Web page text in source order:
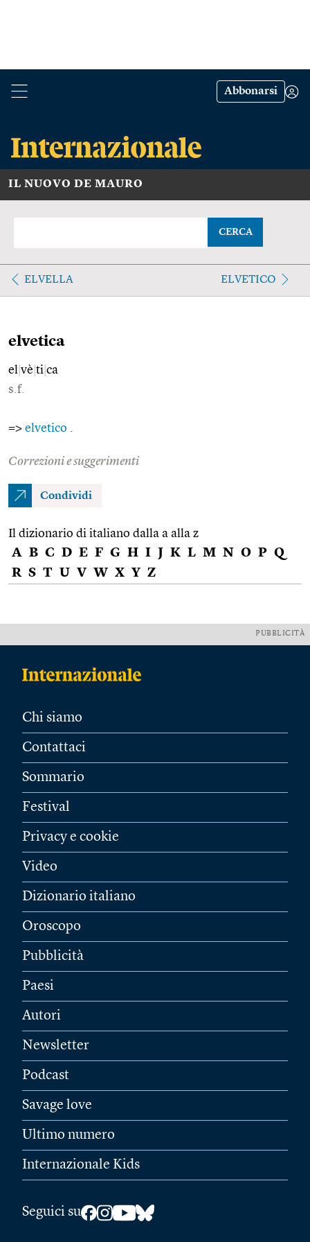
Abbonarsi
IL NUOVO DE MAURO
CERCA
ELVELLA ELVETICO
elvetica
el vè ti ca
s.f.
=> elvetico
Correzioni e suggerimenti
Condividi
Il dizionario di italiano dalla a alla z
A B C D E F G H I J K L M N O P Q
R S T U V W X Y Z
PUBBLICITÀ
Chi siamo
Contattaci
Sommario
Festival
Privacy e cookie
Video
Dizionario italiano
Oroscopo
Pubblicità
Paesi
Autori
Newsletter
Podcast
Savage love
Ultimo numero
Internazionale Kids
Seguici su